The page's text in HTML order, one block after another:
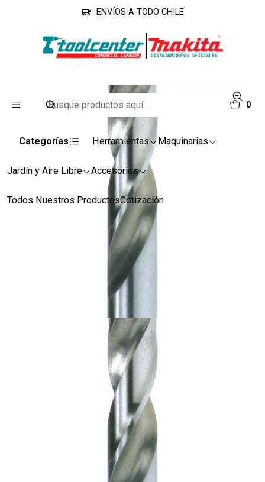
0
Categorías Herramientas Maquinarias
Jardín y Aire Libre Accesorios
Todos Nuestros ProductosCotización
ENVÍOS A TODO CHILE
Inicio Accesorios
Brocas
Broca Hss 9.0 X 125mm D-06535 Makita